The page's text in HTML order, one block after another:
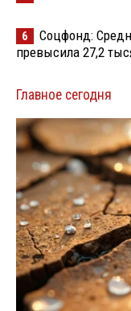
6
Соцфонд:
превысила 27,2
Главное сегодня